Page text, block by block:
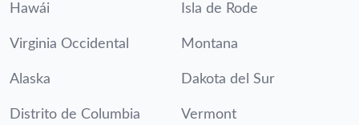
Hawái Isla de Rode
Virginia Occidental Montana
Alaska Dakota del Sur
Distrito de Columbia Vermont